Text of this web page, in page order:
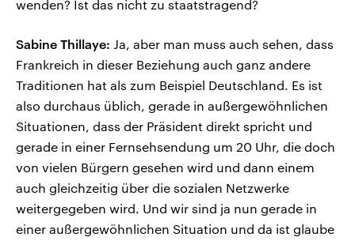
wenden? Ist das nicht zu staatstragend?
Sabine Thillaye: Ja, aber man muss auch sehen, dass
Frankreich in dieser Beziehung auch ganz andere
Traditionen hat als zum Beispiel Deutschland. Es ist
also durchaus üblich, gerade in außergewöhnlichen
Situationen, dass der Präsident direkt spricht und
gerade in einer Fernsehsendung um 20 Uhr, die doch
von vielen Bürgern gesehen wird und dann einem
auch gleichzeitig über die sozialen Netzwerke
weitergegeben wird. Und wir sind ja nun gerade in
einer außergewöhnlichen Situation und da ist glaube